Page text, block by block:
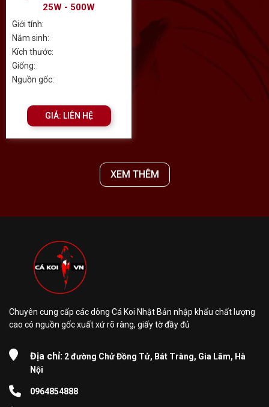
25W - 500W
Giới tính:
Năm sinh:
Kích thước:
Giống:
Nguồn gốc:
GIÁ: LIÊN HỆ
XEM THÊM
Chuyên cung cấp các dòng Cá Koi Nhật Bản nhập khẩu chất lượng
cao có nguồn gốc xuất xứ rõ ràng, giấy tờ đầy đủ
Địa chỉ: 2 đường Chử Đồng Tử, Bát Tràng, Gia Lâm, Hà
Nội
0964854888